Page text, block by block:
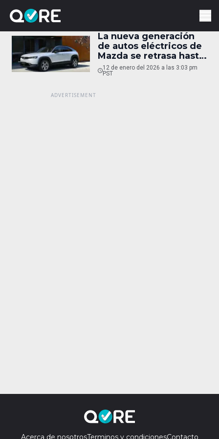
La nueva generación
de autos eléctricos de
Mazda se retrasa hasta
2028
12 de enero del 2026 a las 3:03 pm
PST
Acerca de nosotrosTerminos y condicionesContacto